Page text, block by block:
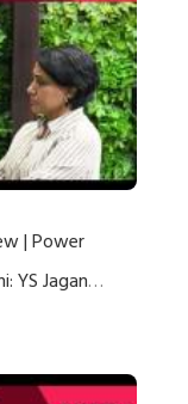
| Power
YS Jagan